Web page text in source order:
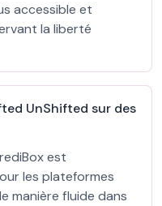
accessible et
la liberté
UnShifted sur des
est
les plateformes
manière fluide dans